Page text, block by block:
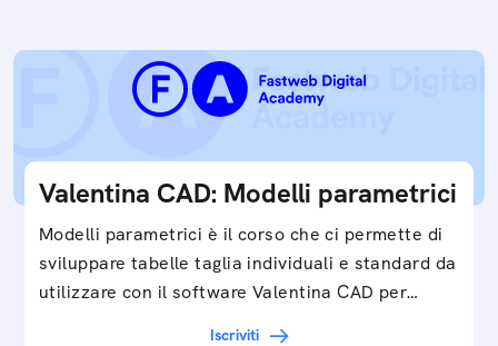
Valentina CAD: Modelli parametrici
Modelli parametrici è il corso che ci permette di
sviluppare tabelle taglia individuali e standard da
utilizzare con il software Valentina CAD per…
Iscriviti